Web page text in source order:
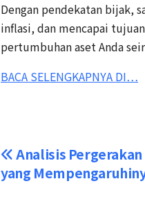
Dengan pendekatan bijak,
inflasi, dan mencapai
pertumbuhan aset Anda
BACA SELENGKAPNYA DI…
Post
navigation
Analisis
yang